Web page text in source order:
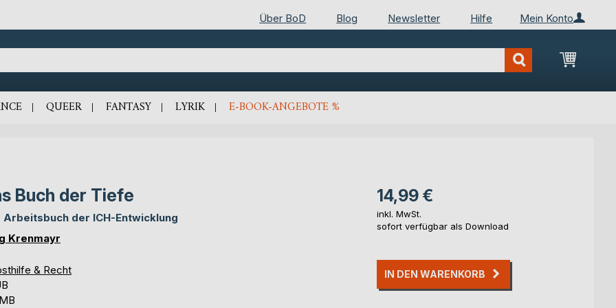
Mein Konto
Über BoD Blog Newsletter Hilfe
Mein
QUEER FANTASY LYRIK E-BOOK-ANGEBOTE %
Buch der Tiefe
Arbeitsbuch der ICH-Entwicklung
Krenmayr
& Recht
14,99 €
inkl. MwSt.
sofort verfügbar als Download
IN DEN WARENKORB